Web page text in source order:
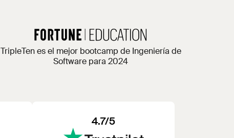
TripleTen es el mejor bootcamp de Ingeniería de
Software para 2024
4.7/5